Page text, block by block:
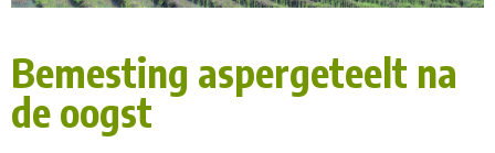
Bemesting aspergeteelt na
de oogst